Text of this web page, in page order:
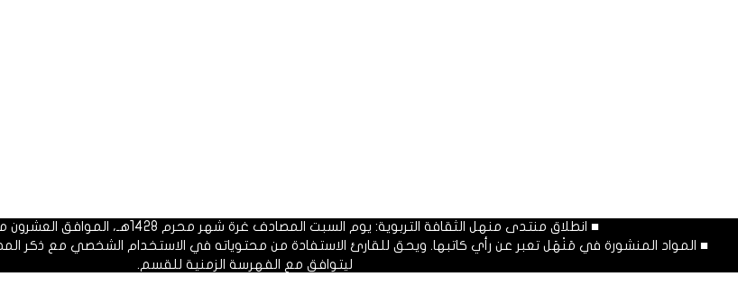
■ انطلاق منتدى منهل الثقافة التربوية: يوم السبت المصادف غرة شهر محرم 1428هـ، الموافق العشرون من شهر يناير 2007م.
■ المواد المنشورة في مَنْهَل تعبر عن رأي كاتبها. ويحق للقارئ الاستفادة من محتوياته في الاستخدام الشخصي مع ذكر
ليتوافق مع الفهرسة الزمنية للقسم.